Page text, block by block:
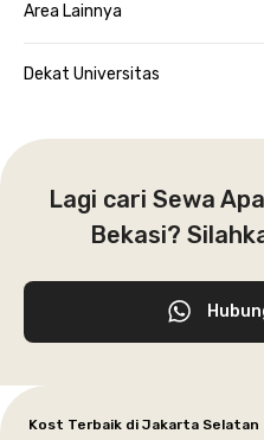
Area Lainnya
Dekat Universitas
Lagi cari Sewa
Bekasi?
Kost Terbaik di Jakarta Selatan